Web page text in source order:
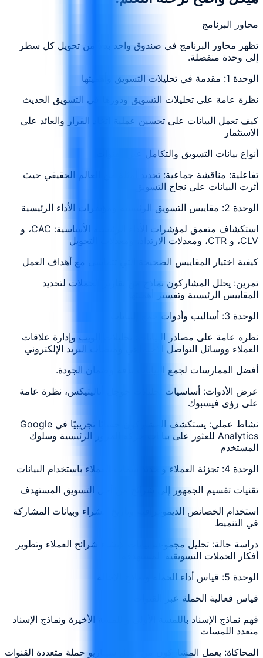
محاور البرنامج
تظهر محاور البرنامج في صندوق واحد بدلاً من تحويل كل سطر
إلى وحدة منفصلة.
الوحدة 1: مقدمة في تحليلات التسويق وأهميتها
نظرة عامة على تحليلات التسويق ودورها في التسويق الحديث
كيف تعمل البيانات على تحسين عملية اتخاذ القرار والعائد على
الاستثمار
أنواع بيانات التسويق والتكامل عبر القنوات
تفاعلية: مناقشة جماعية: تحديد أمثلة من العالم الحقيقي حيث
أثرت البيانات على نجاح التسويق
الوحدة 2: مقاييس التسويق الرئيسية ومؤشرات الأداء الرئيسية
استكشاف متعمق لمؤشرات الأداء الرئيسية الأساسية: CAC، و
CLV، و CTR، ومعدلات الارتداد، ومعدلات التحويل
كيفية اختيار المقاييس الصحيحة التي تتماشى مع أهداف العمل
تمرين: يحلل المشاركون نماذج من تقارير الحملات لتحديد
المقاييس الرئيسية وتفسير أهميتها
الوحدة 3: أساليب وأدوات جمع البيانات
نظرة عامة على مصادر البيانات: تحليلات الويب وإدارة علاقات
العملاء ووسائل التواصل الاجتماعي ومنصات البريد الإلكتروني
أفضل الممارسات لجمع البيانات بدقة وضمان الجودة.
عرض الأدوات: أساسيات تحليلات جوجل أناليتيكس، نظرة عامة
على رؤى فيسبوك
نشاط عملي: يستكشف المشاركون حسابًا تجريبيًا في Google
Analytics للعثور على بيانات حركة المرور الرئيسية وسلوك
المستخدم
الوحدة 4: تجزئة العملاء وتحديد سمات العملاء باستخدام البيانات
تقنيات تقسيم الجمهور إلى شرائح من أجل التسويق المستهدف
استخدام الخصائص الديموغرافية وتاريخ الشراء وبيانات المشاركة
في التنميط
دراسة حالة: تحليل مجموعة بيانات لإنشاء شرائح العملاء وتطوير
أفكار الحملات التسويقية المستهدفة
الوحدة 5: قياس أداء الحملة ونماذج الإحالة
قياس فعالية الحملة عبر القنوات
فهم نماذج الإسناد باللمسة الأولى واللمسة الأخيرة ونماذج الإسناد
متعدد اللمسات
المحاكاة: يعمل المشاركون من خلال سيناريو حملة متعددة القنوات